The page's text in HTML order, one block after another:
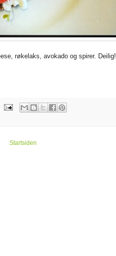
røkelaks, avokado og spirer. Deilig!
Startsiden